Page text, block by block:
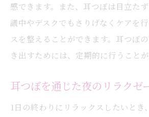
感できます。また、耳つぼは目立た
議中やデスクでもさりげなくケアを
スを整えることができます。耳つぼ
き出すためには、定期的に行うことが
耳つぼを通じた夜のリラクゼ
1日の終わりにリラックスしたいとき